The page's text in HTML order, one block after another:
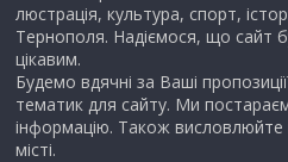
люстрація, культура, спорт,
Тернополя. Надіємося, що сайт
цікавим.
Будемо вдячні за Ваші
тематик для сайту. Ми
інформацію. Також висловлюйте
місті.